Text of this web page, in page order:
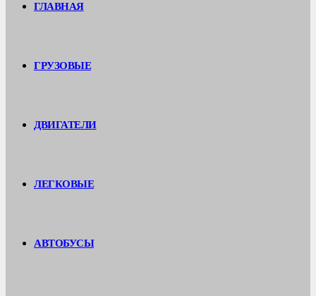
ГЛАВНАЯ
ГРУЗОВЫЕ
ДВИГАТЕЛИ
ЛЕГКОВЫЕ
АВТОБУСЫ